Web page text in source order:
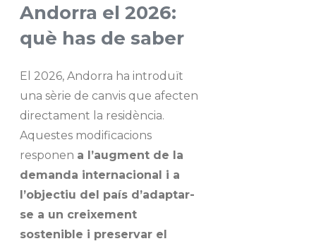
Andorra el 2026:
què has de saber
El 2026, Andorra ha introduït
una sèrie de canvis que afecten
directament la residència.
Aquestes modificacions
responen a l’augment de la
demanda internacional i a
l’objectiu del país d’adaptar-
se a un creixement
sostenible i preservar el